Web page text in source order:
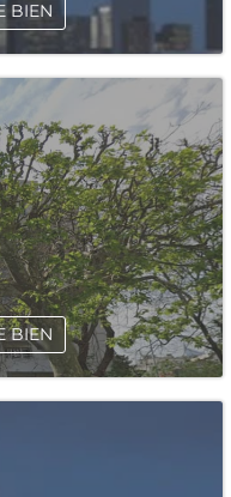
BIEN
BIEN